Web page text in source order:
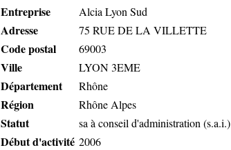
Entreprise Alcia Lyon Sud
Adresse 75 RUE DE LA VILLETTE
Code postal 69003
Ville LYON 3EME
Département Rhône
Région Rhône Alpes
Statut sa à conseil d'administration (s.a.i.)
Début d'activité 2006